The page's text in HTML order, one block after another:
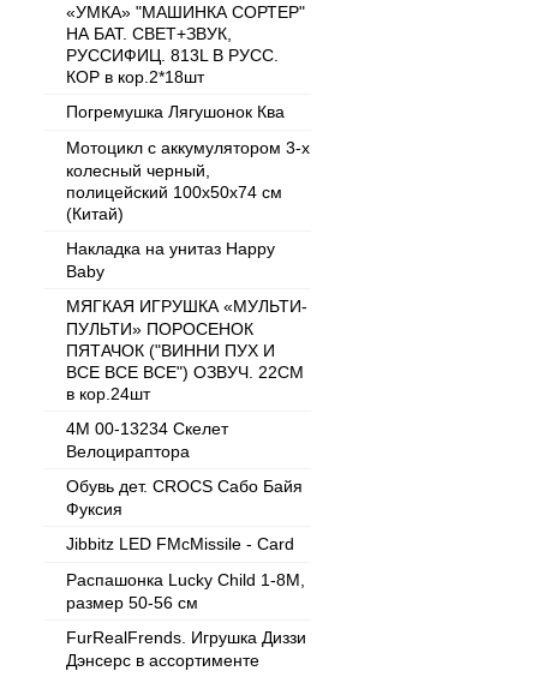
«УМКА» "МАШИНКА СОРТЕР"
НА БАТ. СВЕТ+ЗВУК,
РУССИФИЦ. 813L В РУСС.
КОР в кор.2*18шт
Погремушка Лягушонок Ква
Мотоцикл с аккумулятором 3-х
колесный черный,
полицейский 100х50х74 см
(Китай)
Накладка на унитаз Happy
Baby
МЯГКАЯ ИГРУШКА «МУЛЬТИ-
ПУЛЬТИ» ПОРОСЕНОК
ПЯТАЧОК ("ВИННИ ПУХ И
ВСЕ ВСЕ ВСЕ") ОЗВУЧ. 22СМ
в кор.24шт
4M 00-13234 Скелет
Велоцираптора
Обувь дет. CROCS Сабо Байя
Фуксия
Jibbitz LED FMcMissile - Card
Распашонка Lucky Child 1-8М,
размер 50-56 см
FurRealFrends. Игрушка Диззи
Дэнсерс в ассортименте